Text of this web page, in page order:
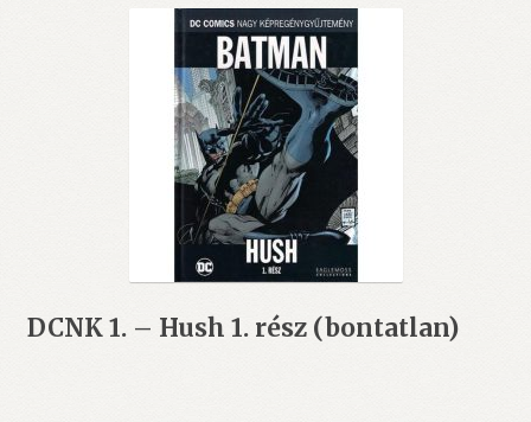
DCNK 1. – Hush 1. rész (bontatlan)